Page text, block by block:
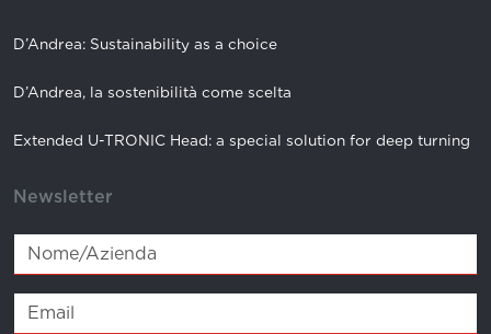
D’Andrea: Sustainability as a choice
D’Andrea, la sostenibilità come scelta
Extended U-TRONIC Head: a special solution for deep turning
Newsletter